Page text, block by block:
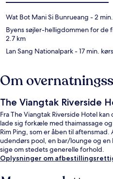
Wat Bot Mani Si Bunrueang - 2
Byens søjler-helligdommen for de
2.7 km
Lan Sang Nationalpark- 17 min.
Om
The Viangtak Riverside
Fra The Viangtak Riverside Hotel
lade sig forkæle med thaimassage
Rim Ping, som er åben til
udendørs pool, en bar/lounge og
sige om stedets generelle forhold.
Oplysninger om